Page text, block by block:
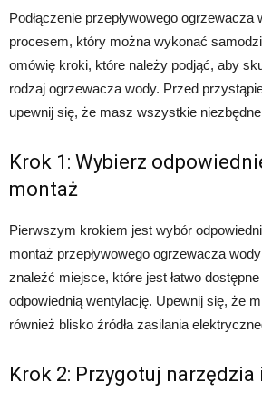
Podłączenie przepływowego
procesem, który można wykonać
omówię kroki, które należy podjąć, aby
rodzaj ogrzewacza wody. Przed
upewnij się, że masz wszystkie niezbędne
Krok 1: Wybierz
montaż
Pierwszym krokiem jest wybór
montaż przepływowego ogrzewacza
znaleźć miejsce, które jest łatwo
odpowiednią wentylację. Upewnij się, że
również blisko źródła zasilania
Krok 2: Przygotuj narzędzia